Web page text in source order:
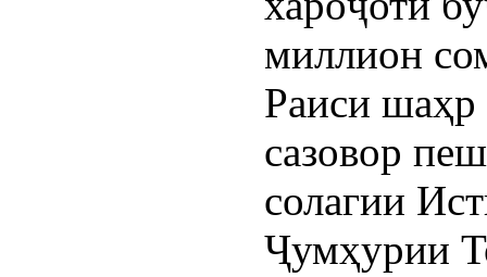
миллион
Раиси шаҳр
сазовор
солагии
Ҷумҳурии